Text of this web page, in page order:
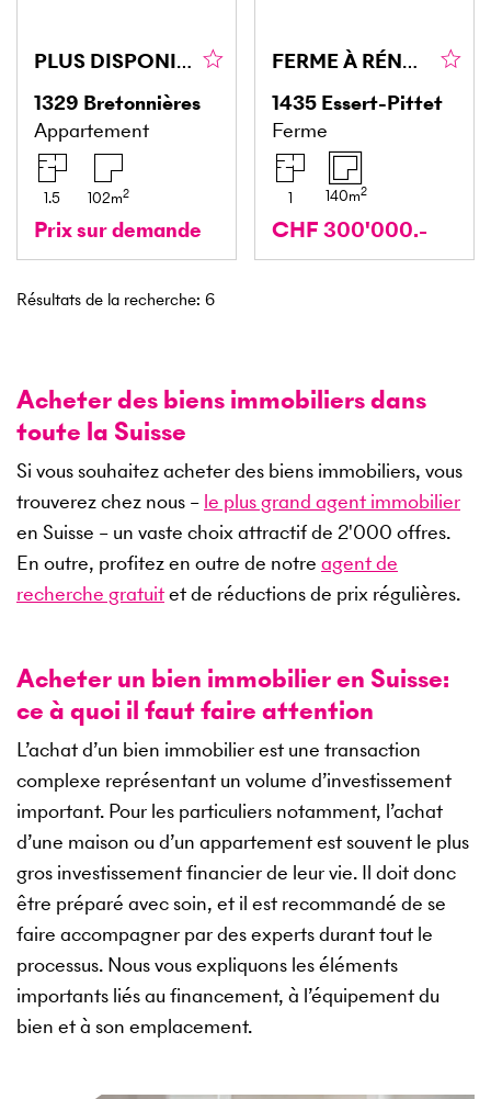
PLUS DISPONIBLE !
1329 Bretonnières
Appartement
1.5 102m2
Prix sur demande
FERME À RÉNOVER
1435 Essert-Pittet
Ferme
1 140m2
CHF 300'000.-
Résultats de la recherche: 6
Acheter des biens immobiliers dans
toute la Suisse
Si vous souhaitez acheter des biens immobiliers, vous
trouverez chez nous – le plus grand agent immobilier
en Suisse – un vaste choix attractif de 2'000 offres.
En outre, profitez en outre de notre agent de
recherche gratuitet de réductions de prix régulières.
Acheter un bien immobilier en Suisse:
ce à quoi il faut faire attention
L’achat d’un bien immobilier est une transaction
complexe représentant un volume d’investissement
important. Pour les particuliers notamment, l’achat
d’une maison ou d’un appartement est souvent le plus
gros investissement financier de leur vie. Il doit donc
être préparé avec soin, et il est recommandé de se
faire accompagner par des experts durant tout le
processus. Nous vous expliquons les éléments
importants liés au financement, à l’équipement du
bien et à son emplacement.